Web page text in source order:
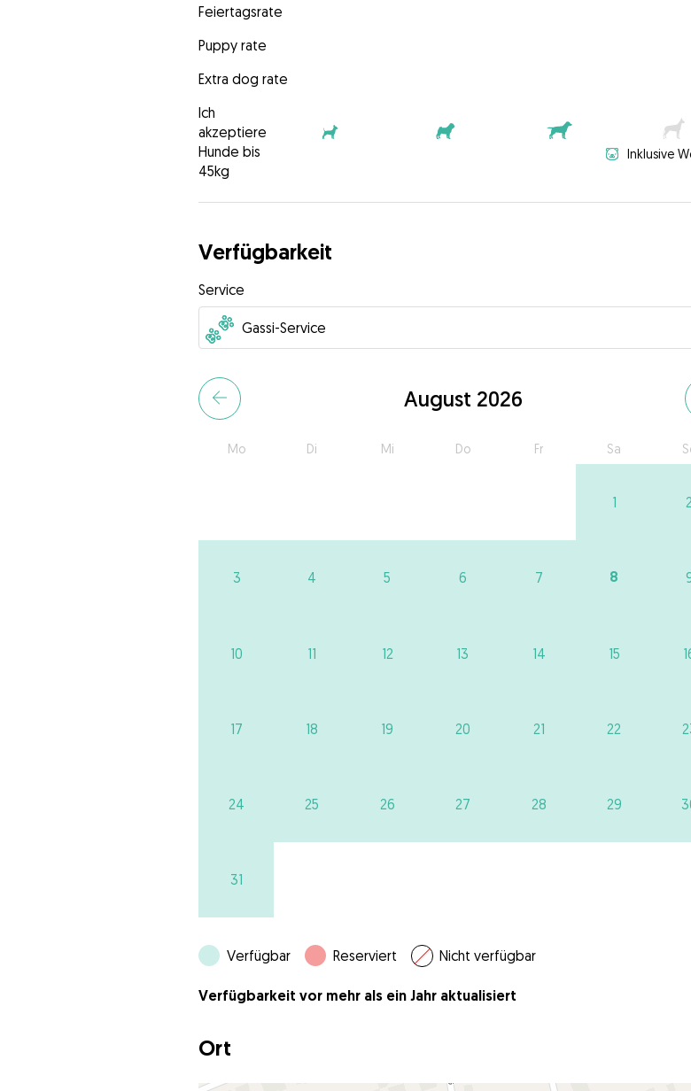
Feiertagsrate
Puppy rate
Extra dog rate
Ich
akzeptiere
Hunde bis
45kg
Inklusive
Verfügbarkeit
Service
August 2026
Mo Di Mi Do Fr Sa
1 2
3 4 5 6 7 8
10 11 12 13 14 15
17 18 19 20 21 22
24 25 26 27 28 29
31
Verfügbar Reserviert Nicht verfügbar
Verfügbarkeit vor mehr als ein Jahr aktualisiert
Ort